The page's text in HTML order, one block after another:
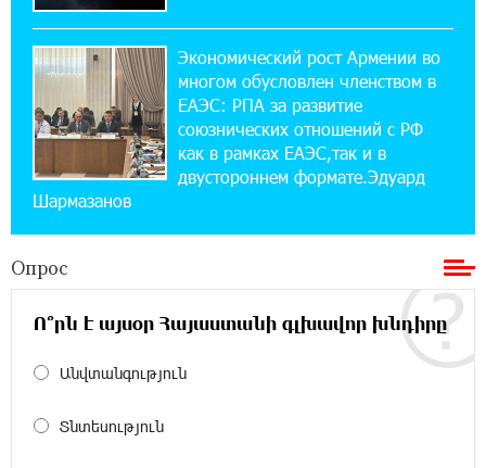
18:38:18 28-07-2026
Пашинян ты упустил свой шанс уйти
спокойно. Аршак Карапетян
12:04:53 28-07-2026
Обновленный Центр продаж и обслуживания
Ucom открылся по адресу ул. Шаумяна, 24/2
в Арарате
22:28:49 27-07-2026
Никогда Нагорный Карабах не был в составе
независимого Азербайджана. Аршак
Бывший премьер-министр Словакии
Экономический рост Армении во
многом обусловлен членством в
ЕАЭС: РПА за развитие
союзнических отношений с РФ
как в рамках ЕАЭС,так и в
двустороннем формате.Эдуард
Шармазанов
Опрос
Ո՞րն է այսօր Հայաստանի գլխավոր խնդիրը
Անվտանգություն
Տնտեսություն